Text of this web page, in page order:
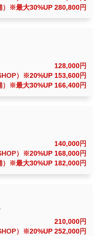
※最大30%UP 280,800円
128,000円
）
※20%UP 153,600円
※最大30%UP 166,400円
140,000円
）
※20%UP 168,000円
※最大30%UP 182,000円
210,000円
）
※20%UP 252,000円